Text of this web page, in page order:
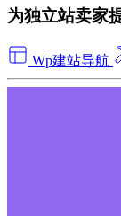
为独立站卖家
Wp建站导航